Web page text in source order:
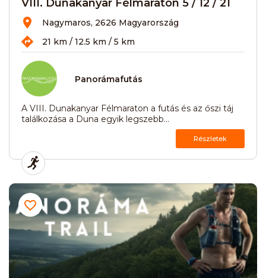
VIII. Dunakanyar Félmaraton 5 / 12 / 21
Nagymaros, 2626 Magyarország
21 km / 12.5 km / 5 km
Panorámafutás
A VIII. Dunakanyar Félmaraton a futás és az őszi táj
találkozása a Duna egyik legszebb...
Részletek